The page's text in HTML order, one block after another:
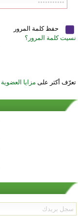
حفظ كلمة المرور
نسيت كلمة المرور؟
تعرّف أكثر على مزايا العضوية